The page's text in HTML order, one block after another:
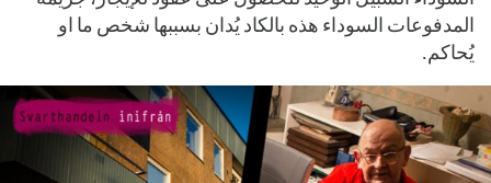
المدفوعات السوداء هذه بالكاد يُدان بسببها شخص ما او
يُحاكم.